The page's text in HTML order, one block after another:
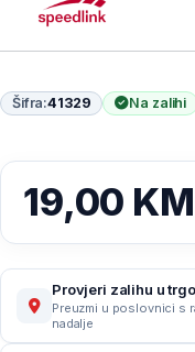
Šifra:41329 Na zalihi
19,00 KM
Provjeri zalihu u
Preuzmi u poslovnici s
nadalje